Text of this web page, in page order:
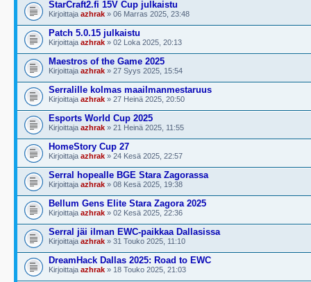
StarCraft2.fi 15V Cup julkaistu
Kirjoittaja azhrak » 06 Marras 2025, 23:48
Patch 5.0.15 julkaistu
Kirjoittaja azhrak » 02 Loka 2025, 20:13
Maestros of the Game 2025
Kirjoittaja azhrak » 27 Syys 2025, 15:54
Serralille kolmas maailmanmestaruus
Kirjoittaja azhrak » 27 Heinä 2025, 20:50
Esports World Cup 2025
Kirjoittaja azhrak » 21 Heinä 2025, 11:55
HomeStory Cup 27
Kirjoittaja azhrak » 24 Kesä 2025, 22:57
Serral hopealle BGE Stara Zagorassa
Kirjoittaja azhrak » 08 Kesä 2025, 19:38
Bellum Gens Elite Stara Zagora 2025
Kirjoittaja azhrak » 02 Kesä 2025, 22:36
Serral jäi ilman EWC-paikkaa Dallasissa
Kirjoittaja azhrak » 31 Touko 2025, 11:10
DreamHack Dallas 2025: Road to EWC
Kirjoittaja azhrak » 18 Touko 2025, 21:03